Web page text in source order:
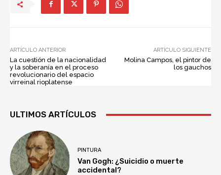
ARTÍCULO ANTERIOR
La cuestión de la nacionalidad
y la soberanía en el proceso
revolucionario del espacio
virreinal rioplatense
ARTÍCULO SIGUIENTE
Molina Campos, el pintor de
los gauchos
ULTIMOS ARTÍCULOS
PINTURA
Van Gogh: ¿Suicidio o muerte
accidental?